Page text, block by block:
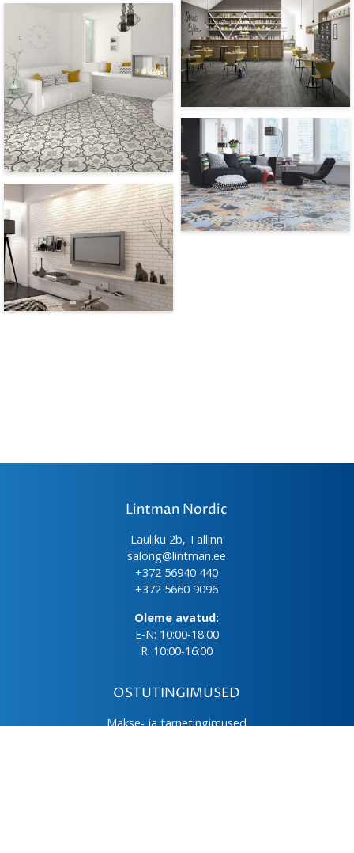
Lintman Nordic
Lauliku 2b, Tallinn
salong@lintman.ee
+372 56940 440
+372 5660 9096
Oleme avatud:
E-N: 10:00-18:00
R: 10:00-16:00
OSTUTINGIMUSED
Makse- ja tarnetingimused